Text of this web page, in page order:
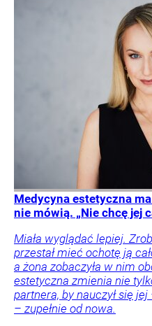
Medycyna estetyczna
nie mówią. „Nie chcę jej
Miała wyglądać lepiej.
przestał mieć ochotę ją
a żona zobaczyła w nim
estetyczna zmienia nie
partnera, by nauczył się
– zupełnie od nowa.